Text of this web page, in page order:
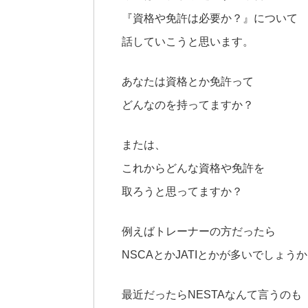
『資格や免許は必要か？』について
話していこうと思います。
あなたは資格とか免許って
どんなのを持ってますか？
または、
これからどんな資格や免許を
取ろうと思ってますか？
例えばトレーナーの方だったら
NSCAとかJATIとかが多いでしょう
最近だったらNESTAなんて言うのも